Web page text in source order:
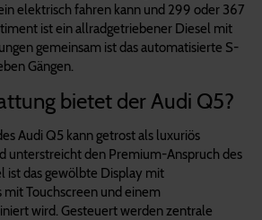
elektrisch fahren kann und 299 oder 367
ist ein allradgetriebener Diesel mit
gemeinsam ist das automatisierte S-
Gängen.
bietet der Audi Q5?
Audi Q5 kann getrost als luxuriös
unterstreicht den Premium-Anspruch des
ist das gewölbte Display mit
mit Touchscreen und einem
wird. Gesteuert werden zentrale